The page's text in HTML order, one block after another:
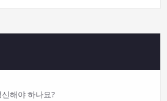
신해야 하나요?